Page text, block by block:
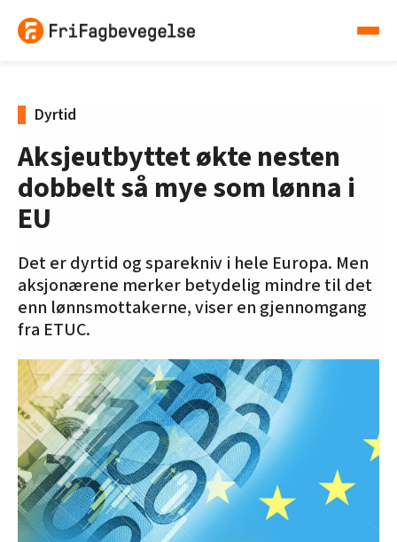
Dyrtid
Aksjeutbyttet økte nesten
dobbelt så mye som lønna i
EU
Det er dyrtid og sparekniv i hele Europa. Men
aksjonærene merker betydelig mindre til det
enn lønnsmottakerne, viser en gjennomgang
fra ETUC.